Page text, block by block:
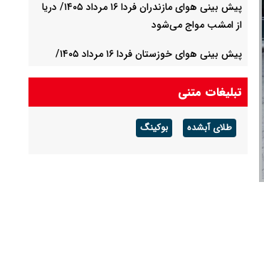
پیش بینی هوای مازندران فردا ۱۶ مرداد ۱۴۰۵/ دریا
از امشب مواج می‌شود
پیش بینی هوای خوزستان فردا ۱۶ مرداد ۱۴۰۵/
باد و رگبار پراکنده
تبلیغات متنی
طلای آبشده بوکینگ